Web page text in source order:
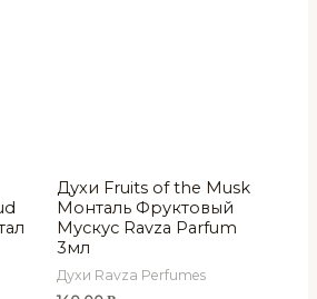
Духи Fruits of the Musk
Монталь Фруктовый
Мускус Ravza Parfum
3мл
Духи Ravza Perfumes